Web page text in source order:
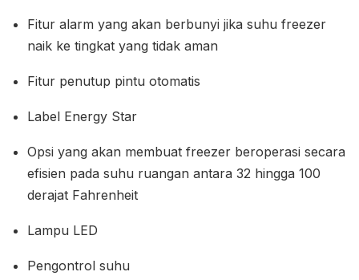
Fitur alarm yang akan berbunyi jika suhu freezer
naik ke tingkat yang tidak aman
Fitur penutup pintu otomatis
Label Energy Star
Opsi yang akan membuat freezer beroperasi secara
efisien pada suhu ruangan antara 32 hingga 100
derajat Fahrenheit
Lampu LED
Pengontrol suhu